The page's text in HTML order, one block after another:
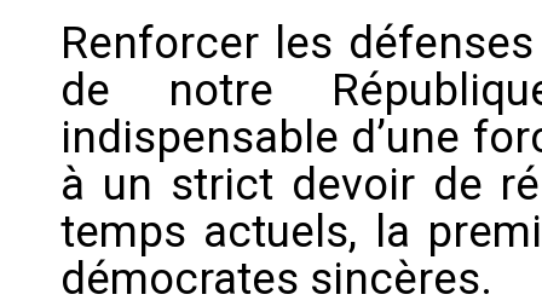
Renforcer les
de notre
indispensable d’une
à un strict devoir de
temps actuels, la
démocrates sincères.